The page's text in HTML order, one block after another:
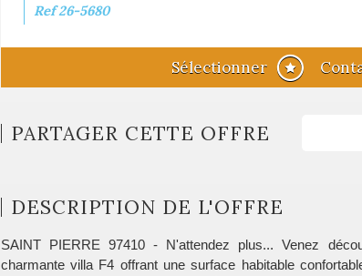
Ref 26-5680
Sélectionner
PARTAGER CETTE OFFRE
DESCRIPTION DE L'OFFRE
SAINT PIERRE 97410 - N'attendez plus... Venez
charmante villa F4 offrant une surface habitable